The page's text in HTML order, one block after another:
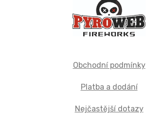
Obchodní podmínky
Platba a dodání
Nejčastější dotazy